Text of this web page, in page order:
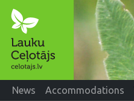
News Accommodations